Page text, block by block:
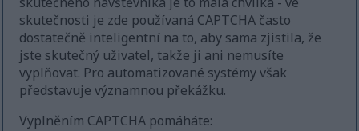
skutečnosti je zde používaná CAPTCHA často
dostatečně inteligentní na to, aby sama zjistila, že
jste skutečný uživatel, takže ji ani nemusíte
vyplňovat. Pro automatizované systémy však
představuje významnou překážku.
Vyplněním CAPTCHA pomáháte: